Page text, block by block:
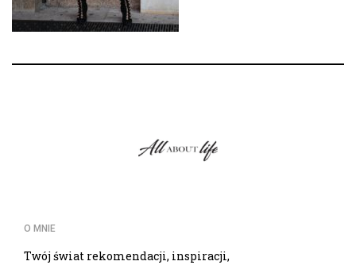
O MNIE
Twój świat rekomendacji, inspiracji,